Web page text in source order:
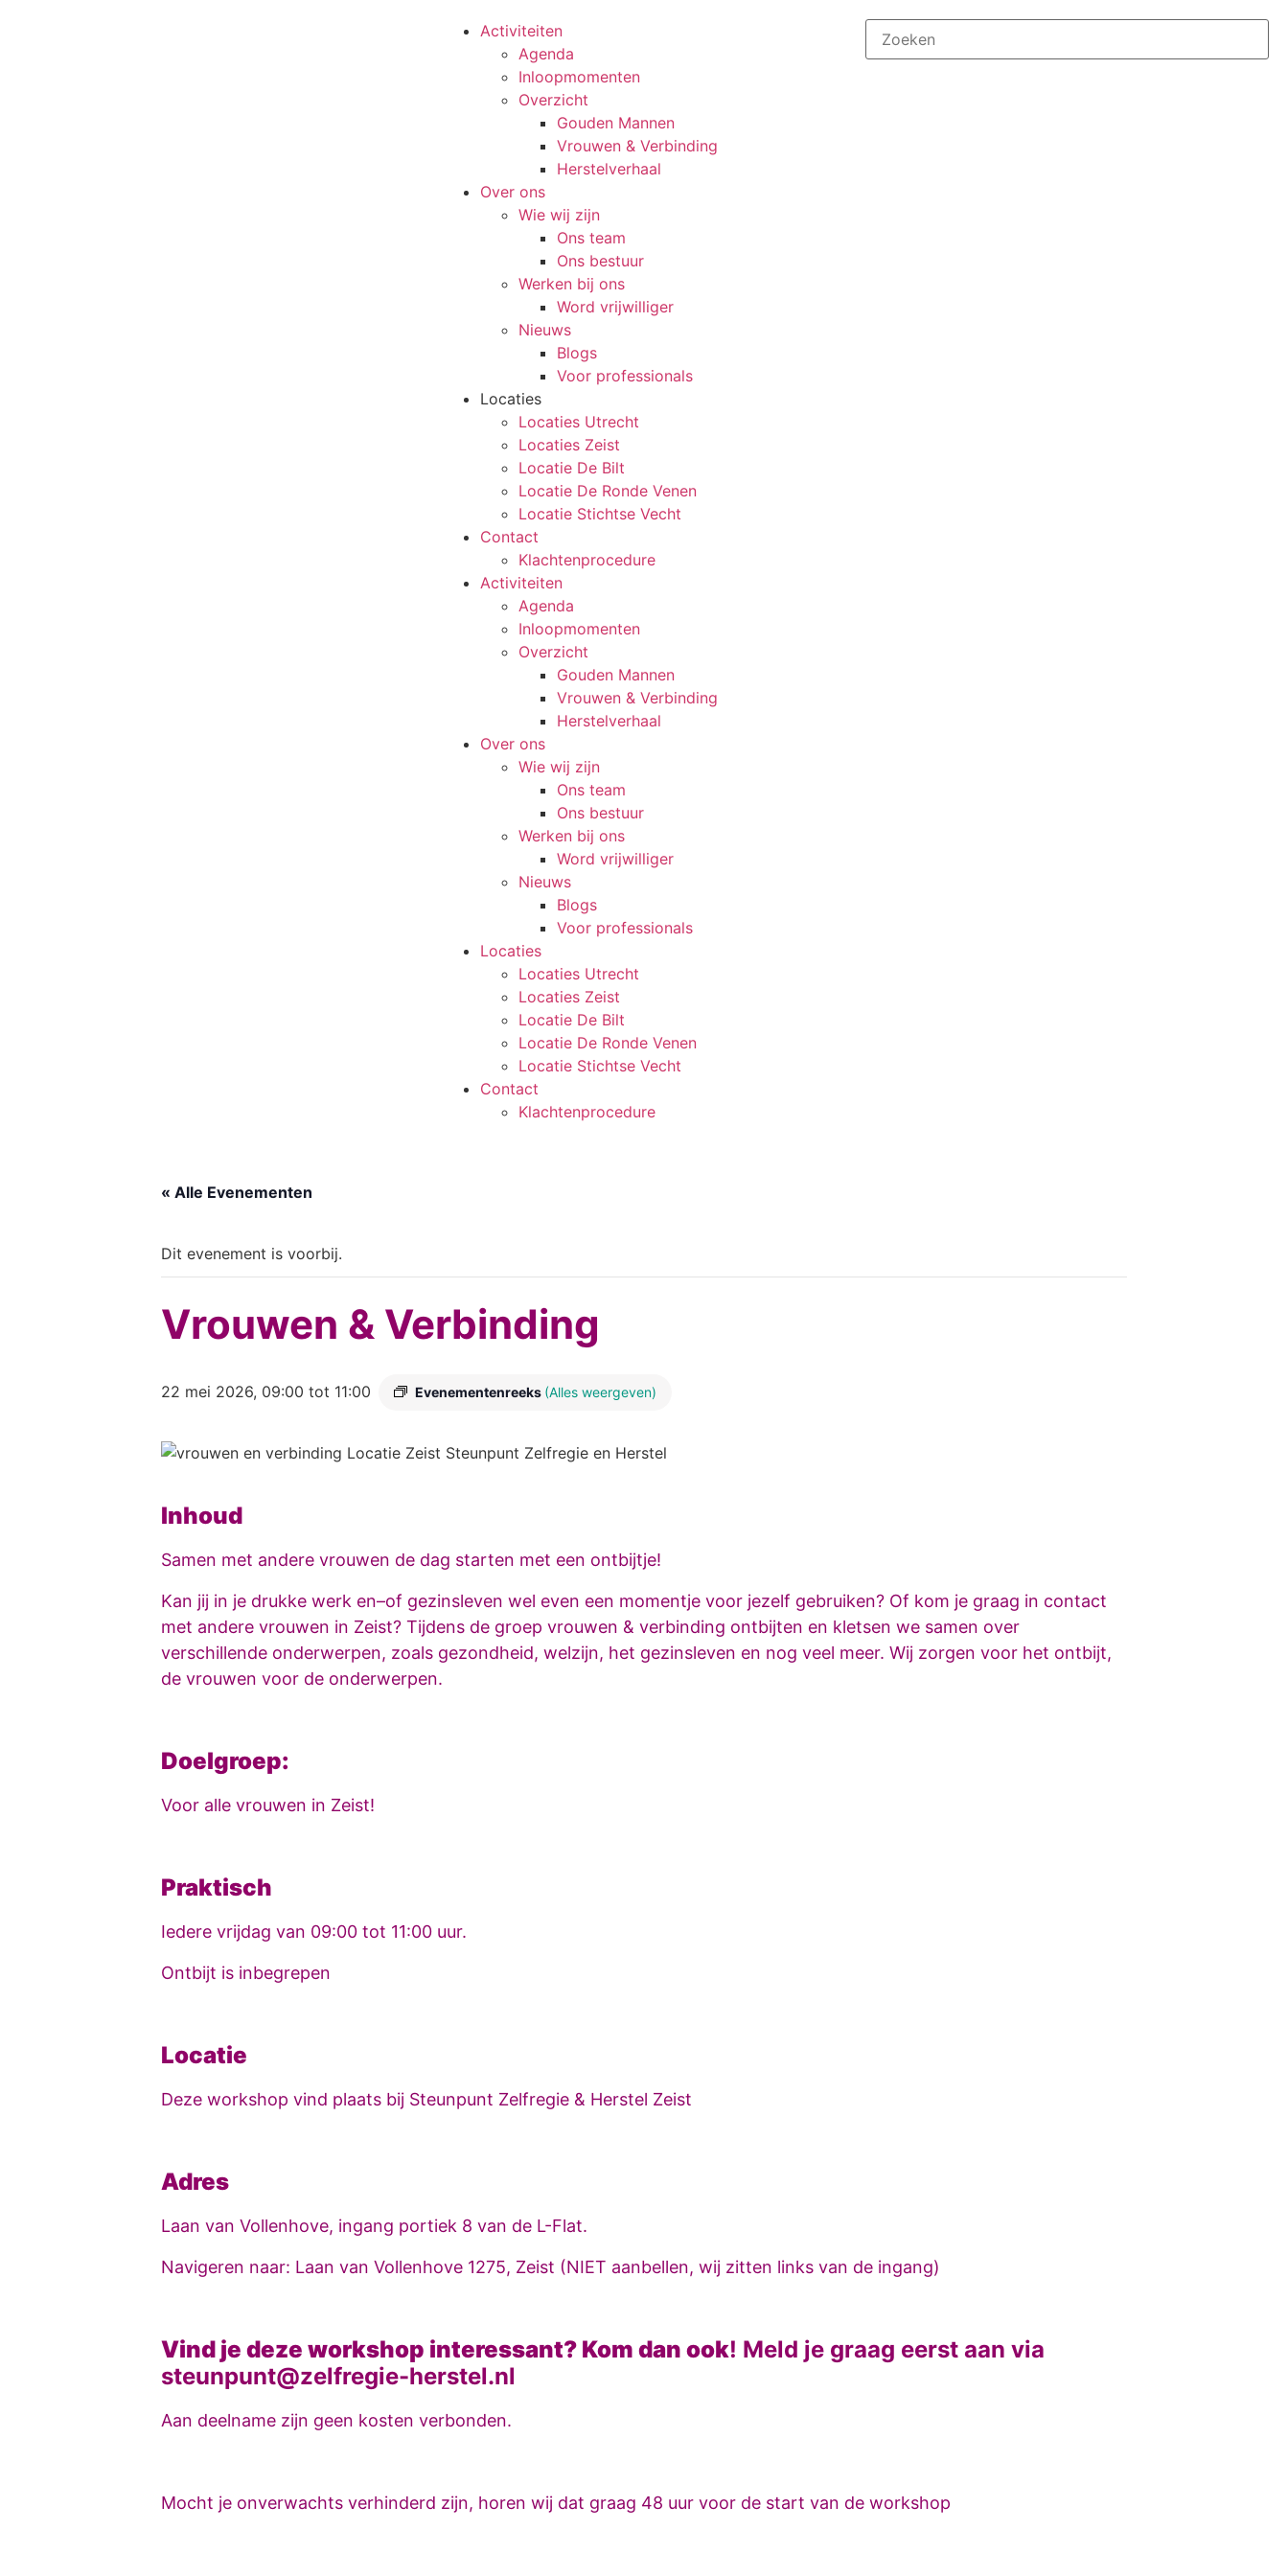
Activiteiten
Agenda
Inloopmomenten
Overzicht
Gouden Mannen
Vrouwen & Verbinding
Herstelverhaal
Over ons
Wie wij zijn
Ons team
Ons bestuur
Werken bij ons
Word vrijwilliger
Nieuws
Blogs
Voor professionals
Locaties
Locaties Utrecht
Locaties Zeist
Locatie De Bilt
Locatie De Ronde Venen
Locatie Stichtse Vecht
Contact
Klachtenprocedure
Activiteiten
Agenda
Inloopmomenten
Overzicht
Gouden Mannen
Vrouwen & Verbinding
Herstelverhaal
Over ons
Wie wij zijn
Ons team
Ons bestuur
Werken bij ons
Word vrijwilliger
Nieuws
Blogs
Voor professionals
Locaties
Locaties Utrecht
Locaties Zeist
Locatie De Bilt
Locatie De Ronde Venen
Locatie Stichtse Vecht
Contact
Klachtenprocedure
« Alle Evenementen
Dit evenement is voorbij.
Vrouwen & Verbinding
22 mei 2026, 09:00 tot 11:00 Evenementenreeks (Alles weergeven)
Inhoud
Samen met andere vrouwen de dag starten met een ontbijtje!
Kan jij in je drukke werk en–of gezinsleven wel even een momentje voor jezelf gebruiken? Of kom je graag in contact
met andere vrouwen in Zeist? Tijdens de groep vrouwen & verbinding ontbijten en kletsen we samen over
verschillende onderwerpen, zoals gezondheid, welzijn, het gezinsleven en nog veel meer. Wij zorgen voor het ontbijt,
de vrouwen voor de onderwerpen.
Doelgroep:
Voor alle vrouwen in Zeist!
Praktisch
Iedere vrijdag van 09:00 tot 11:00 uur.
Ontbijt is inbegrepen
Locatie
Deze workshop vind plaats bij Steunpunt Zelfregie & Herstel Zeist
Adres
Laan van Vollenhove, ingang portiek 8 van de L-Flat.
Navigeren naar: Laan van Vollenhove 1275, Zeist (NIET aanbellen, wij zitten links van de ingang)
Vind je deze workshop interessant? Kom dan ook! Meld je graag eerst aan via
steunpunt@zelfregie-herstel.nl
Aan deelname zijn geen kosten verbonden.
Mocht je onverwachts verhinderd zijn, horen wij dat graag 48 uur voor de start van de workshop